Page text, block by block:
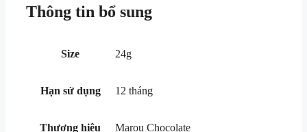
Thông tin bổ sung
Size 24g
Hạn sử dụng 12 tháng
Thương hiệu Marou Chocolate